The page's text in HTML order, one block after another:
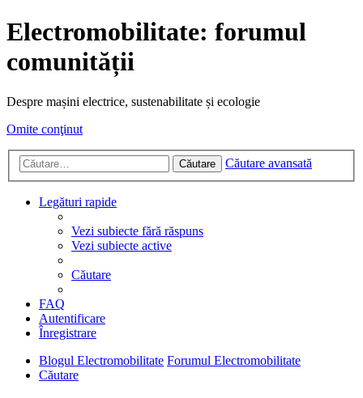
Electromobilitate: forumul
comunității
Despre mașini electrice, sustenabilitate și ecologie
Omite conţinut
Căutare Căutare avansată
Legături rapide
Vezi subiecte fără răspuns
Vezi subiecte active
Căutare
FAQ
Autentificare
Înregistrare
Blogul Electromobilitate Forumul Electromobilitate
Căutare